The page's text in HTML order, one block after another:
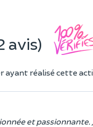
avis)
ayant réalisé cette
et